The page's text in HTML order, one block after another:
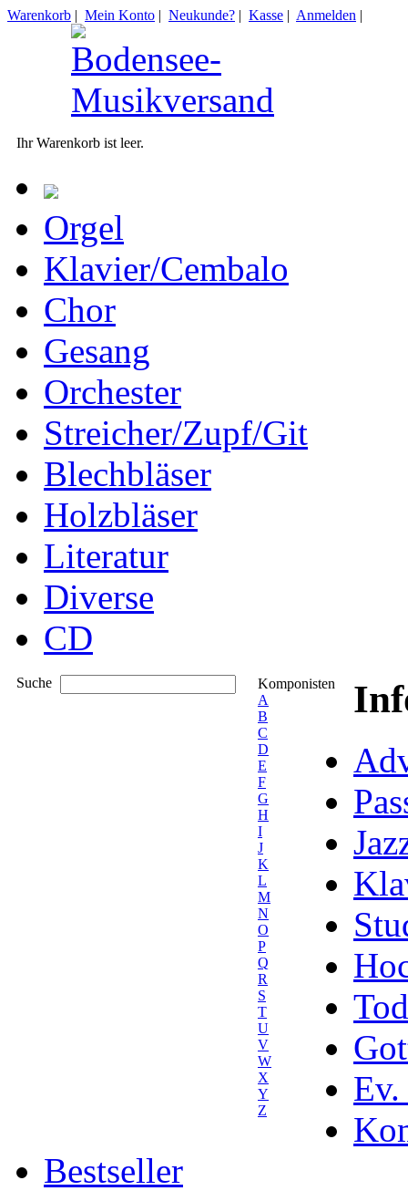
Warenkorb | Mein Konto | Neukunde? | Kasse | Anmelden |
Ihr Warenkorb ist leer.
Orgel
Klavier/Cembalo
Chor
Gesang
Orchester
Streicher/Zupf/Git
Blechbläser
Holzbläser
Literatur
Diverse
CD
Suche
Komponisten
A
B
C
D
E
F
G
H
I
J
K
L
M
N
O
P
Q
R
S
T
U
V
W
X
Y
Z
Ev.
Bestseller